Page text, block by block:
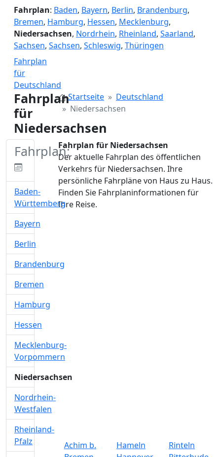
Fahrplan: Baden, Bayern, Berlin, Brandenburg,
Bremen, Hamburg, Hessen, Mecklenburg,
Niedersachsen, Nordrhein, Rheinland, Saarland,
Sachsen, Sachsen, Schleswig, Thüringen
Fahrplan
für
Deutschland
Fahrplan
für
Niedersachsen
Startseite
Deutschland
Niedersachsen
Fahrplan für Niedersachsen
Der aktuelle Fahrplan des öffentlichen
Verkehrs für Niedersachsen. Ihre
persönliche Fahrpläne von Haus zu Haus.
Finden Sie Fahrplaninformationen für
Ihre Reise.
Achim b.
Hameln
Rinteln
Fahrplan:
Baden-
Württemberg
Bayern
Berlin
Brandenburg
Bremen
Hamburg
Hessen
Mecklenburg-
Vorpommern
Niedersachsen
Nordrhein-
Westfalen
Rheinland-
Pfalz